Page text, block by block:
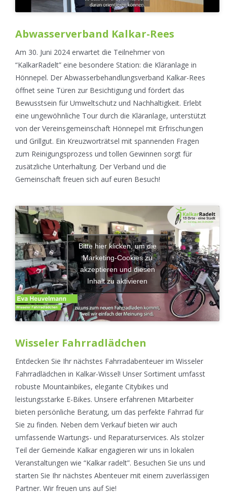
Abwasserverband Kalkar-Rees
Am 30. Juni 2024 erwartet die Teilnehmer von
“KalkarRadelt” eine besondere Station: die Kläranlage in
Hönnepel. Der Abwasserbehandlungsverband Kalkar-Rees
öffnet seine Türen zur Besichtigung und fördert das
Bewusstsein für Umweltschutz und Nachhaltigkeit. Erlebt
eine ungewöhnliche Tour durch die Kläranlage, unterstützt
von der Vereinsgemeinschaft Hönnepel mit Erfrischungen
und Grillgut. Ein Kreuzworträtsel mit spannenden Fragen
zum Reinigungsprozess und tollen Gewinnen sorgt für
zusätzliche Unterhaltung. Der Verband und die
Gemeinschaft freuen sich auf euren Besuch!
Bitte hier klicken, um die
Marketing-Cookies zu
akzeptieren und diesen
Inhalt zu aktivieren
Wisseler Fahrradlädchen
Entdecken Sie Ihr nächstes Fahrradabenteuer im Wisseler
Fahrradlädchen in Kalkar-Wissel! Unser Sortiment umfasst
robuste Mountainbikes, elegante Citybikes und
leistungsstarke E-Bikes. Unsere erfahrenen Mitarbeiter
bieten persönliche Beratung, um das perfekte Fahrrad für
Sie zu finden. Neben dem Verkauf bieten wir auch
umfassende Wartungs- und Reparaturservices. Als stolzer
Teil der Gemeinde Kalkar engagieren wir uns in lokalen
Veranstaltungen wie “Kalkar radelt”. Besuchen Sie uns und
starten Sie Ihr nächstes Abenteuer mit einem zuverlässigen
Partner. Wir freuen uns auf Sie!